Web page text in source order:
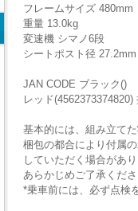
フレームサイズ 480mm
重量 13.0kg
変速機 シマノ6段
シートポスト径 27.2mm
JAN CODE ブラック()
レッド
基本的には、組み立て
梱包の都合により付属
していただく場合があ
あらかじめご了承くだ
*乗車前には、必ず点検